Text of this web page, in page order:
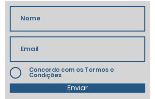
Concordo com os Termos e
Condições
Enviar